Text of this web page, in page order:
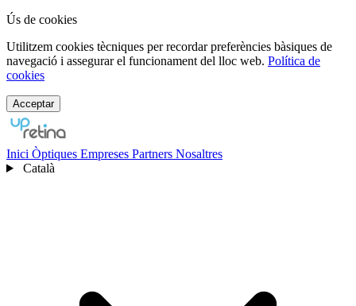
Ús de cookies
Utilitzem cookies tècniques per recordar preferències bàsiques de
navegació i assegurar el funcionament del lloc web. Política de
cookies
Acceptar
Inici Òptiques Empreses Partners Nosaltres
Català